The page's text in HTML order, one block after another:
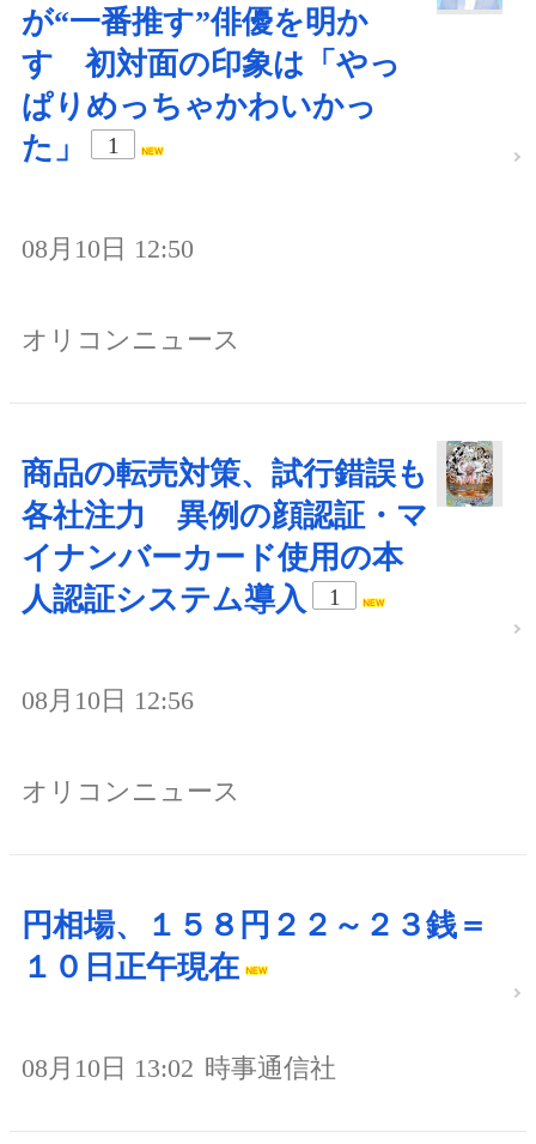
が“一番推す”俳優を明か
す 初対面の印象は「やっ
ぱりめっちゃかわいかっ
た」
1
08月10日 12:50
オリコンニュース
商品の転売対策、試行錯誤も
各社注力 異例の顔認証・マ
イナンバーカード使用の本
人認証システム導入
1
08月10日 12:56
オリコンニュース
円相場、１５８円２２～２３銭＝
１０日正午現在
08月10日 13:02 時事通信社